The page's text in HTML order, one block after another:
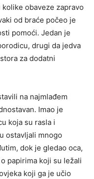
obaveze zapravo
od braće počeo je
pomoći. Jedan je
drugi da jedva
za dodatni
na najmlađem
Imao je
koja su rasla i
ostavljali mnogo
dok je gledao oca,
papirima koji su ležali
koji ga je učio